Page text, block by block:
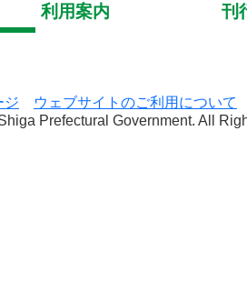
利用案内
刊
ジ
ウェブサイトのご利用について
Prefectural Government. All